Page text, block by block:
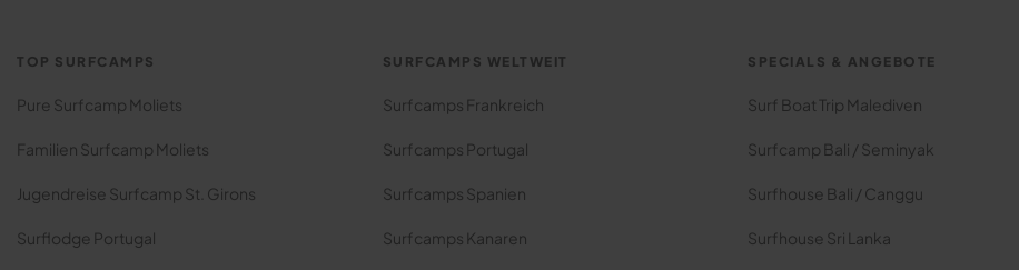
TOP SURFCAMPS
Pure Surfcamp Moliets
Familien Surfcamp Moliets
Jugendreise Surfcamp St. Girons
Surflodge Portugal
SURFCAMPS WELTWEIT
Surfcamps Frankreich
Surfcamps Portugal
Surfcamps Spanien
Surfcamps Kanaren
SPECIALS & ANGEBOTE
Surf Boat Trip Malediven
Surfcamp Bali / Seminyak
Surfhouse Bali / Canggu
Surfhouse Sri Lanka